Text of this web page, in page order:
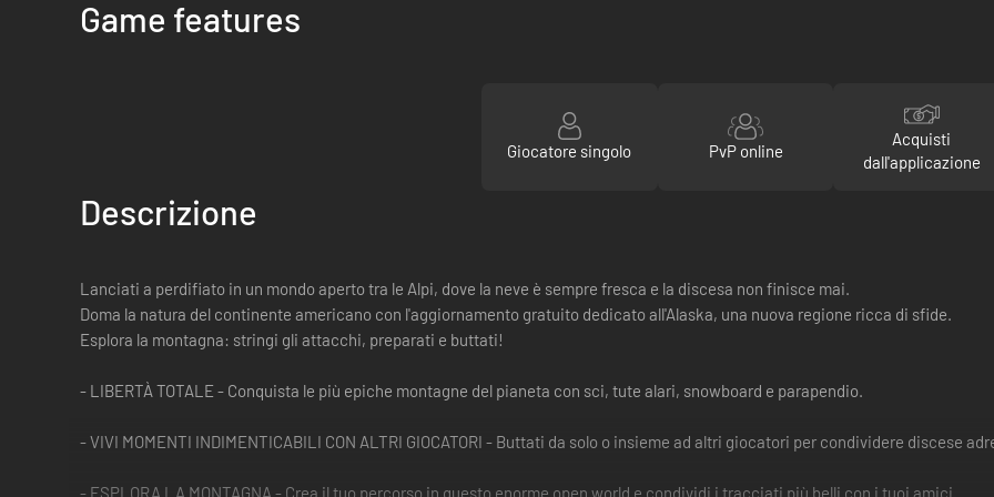
Game features
Giocatore singolo PvP online
Acquisti
dall'applicazione
Descrizione
Lanciati a perdifiato in un mondo aperto tra le Alpi, dove la neve è sempre fresca e la discesa non finisce mai.
Doma la natura del continente americano con l'aggiornamento gratuito dedicato all'Alaska, una nuova regione ricca di sfide.
Esplora la montagna: stringi gli attacchi, preparati e buttati!
- LIBERTÀ TOTALE - Conquista le più epiche montagne del pianeta con sci, tute alari, snowboard e parapendio.
- VIVI MOMENTI INDIMENTICABILI CON ALTRI GIOCATORI - Buttati da solo o insieme ad altri giocatori per condividere discese
- ESPLORA LA MONTAGNA - Crea il tuo percorso in questo enorme open world e condividi i tracciati più belli con i tuoi amici.